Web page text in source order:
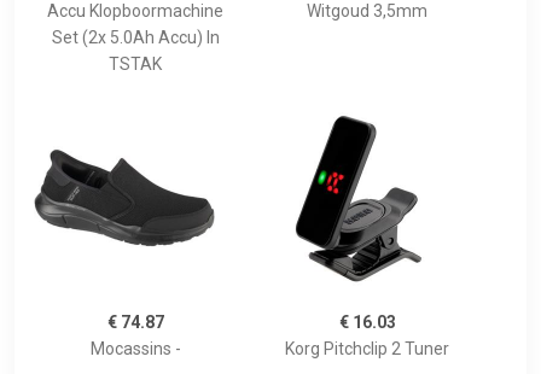
Accu Klopboormachine
Set (2x 5.0Ah Accu) In
TSTAK
Witgoud 3,5mm
€ 74.87
Mocassins -
€ 16.03
Korg Pitchclip 2 Tuner